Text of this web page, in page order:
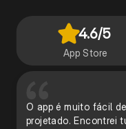
4.6/5
App Store
O app é muito fácil
projetado. Encontrei